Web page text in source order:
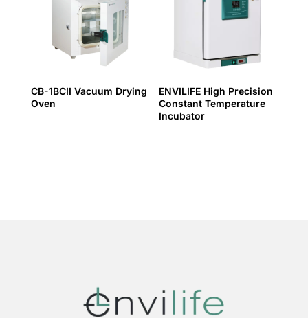
CB-1BCII Vacuum Drying
Oven
ENVILIFE High Precision
Constant Temperature
Incubator